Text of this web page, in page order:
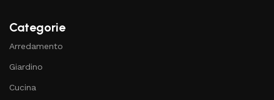
Categorie
Arredamento
Giardino
Cucina